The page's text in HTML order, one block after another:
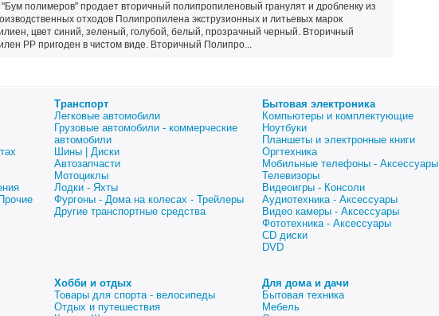
полимеров" продает вторичный полипропиленовый гранулят и дробленку из
отходов Полипропилена экструзионных и литьевых марок
цвет синий, зеленый, голубой, белый, прозрачный черный. Вторичный
PP пригоден в чистом виде. Вторичный Полипро...
Транспорт
Легковые автомобили
Грузовые автомобили - коммерческие
автомобили
Шины | Диски
Автозапчасти
Мотоциклы
Лодки - Яхты
Фургоны - Дома на колесах - Трейлеры
Другие транспортные средства
Бытовая электроника
Компьютеры и комплектующие
Ноутбуки
Планшеты и электронные книги
Оргтехника
Мобильные телефоны - Аксессуары
Телевизоры
Видеоигры - Консоли
Аудиотехника - Аксессуары
Видео камеры - Аксессуары
Фототехника - Аксессуары
CD диски
DVD
Хобби и отдых
Товары для спорта - велосипеды
Отдых и путешествия
Для дома и дачи
Бытовая техника
Мебель